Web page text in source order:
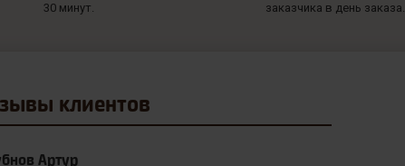
30 минут.
заказчика в день заказа.
клиентов
Артур